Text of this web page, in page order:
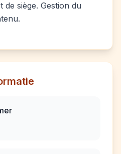
de siège. Gestion du